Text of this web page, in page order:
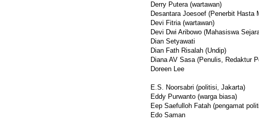
Derry Putera (wartawan)
Desantara Joesoef (Penerbit Hasta
Devi Fitria (wartawan)
Devi Dwi Aribowo (Mahasiswa
Dian Setyawati
Dian Fath Risalah (Undip)
Diana AV Sasa (Penulis, Redaktur
Doreen Lee
E.S. Noorsabri (politisi, Jakarta)
Eddy Purwanto (warga biasa)
Eep Saefulloh Fatah (pengamat
Edo Saman